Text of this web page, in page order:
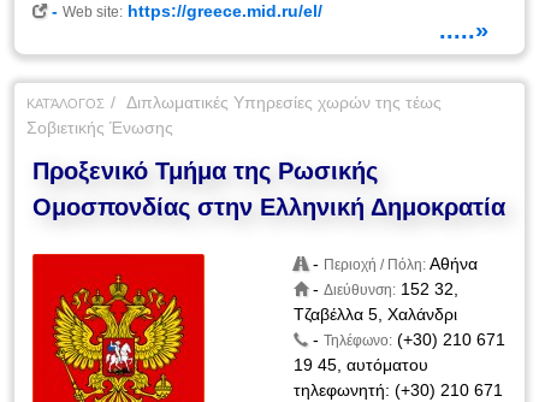
-Web site: https://greece.mid.ru/el/
.....»
ΚΑΤΆΛΟΓΟΣ
Διπλωματικές Υπηρεσίες χωρών της τέως
Σοβιετικής Ένωσης
Προξενικό Τμήμα της Ρωσικής
Ομοσπονδίας στην Ελληνική Δημοκρατία
- Περιοχή / Πόλη: Αθήνα
-Διεύθυνση: 152 32,
Τζαβέλλα 5, Χαλάνδρι
-Τηλέφωνο: (+30) 210 671
19 45, αυτόματου
τηλεφωνητή: (+30) 210 671